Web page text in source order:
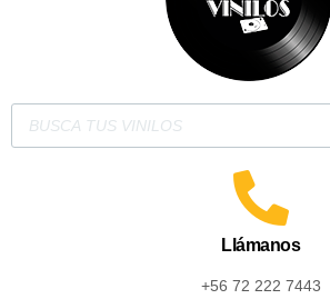
Llámanos
+56 72 222 7443